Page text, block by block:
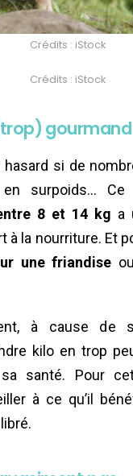
Crédits : iStock
Crédits : iStock
gourmand
hasard si de
en surpoids…
8 et 14 kg a
à la nourriture. Et
une friandise
à cause de
kilo en trop
santé. Pour
à ce qu’il